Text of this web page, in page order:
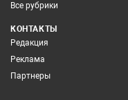
Все рубрики
КОНТАКТЫ
Редакция
Реклама
Партнеры